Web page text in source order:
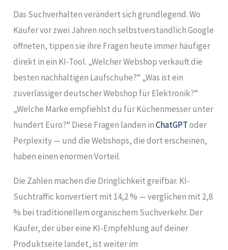
Das Suchverhalten verändert sich grundlegend. Wo
Käufer vor zwei Jahren noch selbstverständlich Google
öffneten, tippen sie ihre Fragen heute immer häufiger
direkt in ein KI-Tool. „Welcher Webshop verkauft die
besten nachhaltigen Laufschuhe?“ „Was ist ein
zuverlässiger deutscher Webshop für Elektronik?“
„Welche Marke empfiehlst du für Küchenmesser unter
hundert Euro?“ Diese Fragen landen inChatGPToder
Perplexity — und die Webshops, die dort erscheinen,
haben einen enormen Vorteil.
Die Zahlen machen die Dringlichkeit greifbar. KI-
Suchtraffic konvertiert mit 14,2 % — verglichen mit 2,8
% bei traditionellem organischem Suchverkehr. Der
Käufer, der über eine KI-Empfehlung auf deiner
Produktseite landet, ist weiter im